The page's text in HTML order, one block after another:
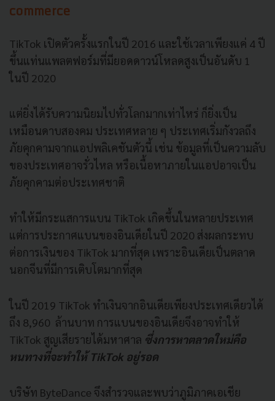
commerce
TikTok เปิดตัวครั้งแรกในปี 2016 และใช้เวลาเพียงแค่ 4 ปี
ขึ้นแท่นแพลตฟอร์มที่มียอดดาวน์โหลดสูงเป็นอันดับ 1
ในปี 2020
แต่ยิ่งได้รับความนิยมไปทั่วโลกมากเท่าไหร่ ก็ยิ่งเป็น
เหมือนดาบสองคม ประเทศหลาย ๆ ประเทศเริ่มกังวลถึง
ภัยคุกคามจากแอปพลิเคชันตัวนี้ เช่น ข้อมูลที่เป็นความลับ
ของประเทศอาจรั่วไหล หรือเนื้อหาภายในแอปอาจเป็น
ภัยคุกคามต่อประเทศชาติ
ทำให้มีกระแสการแบน TikTok เกิดขึ้นในหลายประเทศ
แต่การประกาศแบนของอินเดียในปี 2020 ส่งผลกระทบ
ต่อการเงินของ TikTok มากที่สุด เพราะอินเดียเป็นตลาด
นอกจีนที่มีการเติบโตมากที่สุด
ในปี 2019 TikTok ทำเงินจากอินเดียเพียงประเทศเดียวได้
ถึง 8,960 ล้านบาท การแบนของอินเดียจึงอาจทำให้
TikTok สูญเสียรายได้มหาศาล ซึ่งการหาตลาดใหม่คือ
หนทางที่จะทำให้ TikTok อยู่รอด
บริษัท ByteDance จึงสำรวจและพบว่าภูมิภาคเอเชีย